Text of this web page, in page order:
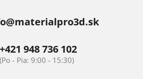
@materialpro3d.sk
+421 948 736 102